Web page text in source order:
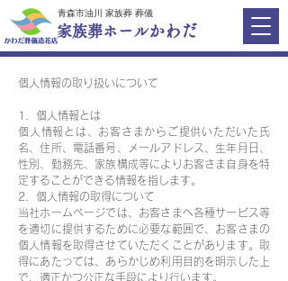
​青森市油川 家族葬 葬儀
家族葬ホールかわだ
個人情報の取り扱いについて
1．個人情報とは
個人情報とは、お客さまからご提供いただいた氏
名、住所、電話番号、メールアドレス、生年月日、
性別、勤務先、家族構成等によりお客さま自身を特
定することができる情報を指します。
2．個人情報の取得について
当社ホームページでは、お客さまへ各種サービス等
を適切に提供するために必要な範囲で、お客さまの
個人情報を取得させていただくことがあります。取
得にあたっては、あらかじめ利用目的を明示した上
で、適正かつ公正な手段により行います。